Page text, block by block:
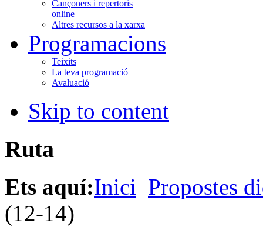
Cançoners i repertoris
online
Altres recursos a la xarxa
Programacions
Teixits
La teva programació
Avaluació
Skip to content
Ruta
Ets aquí:Inici Propostes
(12-14)